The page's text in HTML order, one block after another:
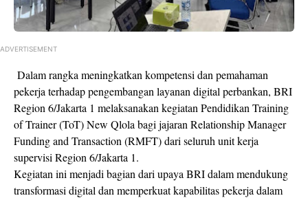
ADVERTISEMENT
Dalam rangka meningkatkan kompetensi dan pemahaman
pekerja terhadap pengembangan layanan digital perbankan, BRI
Region 6/Jakarta 1 melaksanakan kegiatan Pendidikan Training
of Trainer (ToT) New Qlola bagi jajaran Relationship Manager
Funding and Transaction (RMFT) dari seluruh unit kerja
supervisi Region 6/Jakarta 1.
Kegiatan ini menjadi bagian dari upaya BRI dalam mendukung
transformasi digital dan memperkuat kapabilitas pekerja dalam